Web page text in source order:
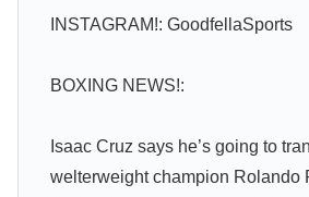
INSTAGRAM!: GoodfellaSports
BOXING NEWS!:
Isaac Cruz says he’s going to
welterweight champion Rolando